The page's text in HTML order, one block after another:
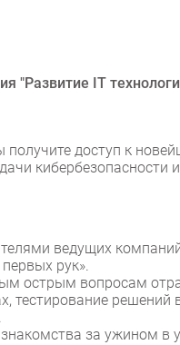
Инновации
Здоровье
"Развитие IT
получите доступ к
кибербезопасности
ведущих
рук».
острым вопросам
решений
за ужином в